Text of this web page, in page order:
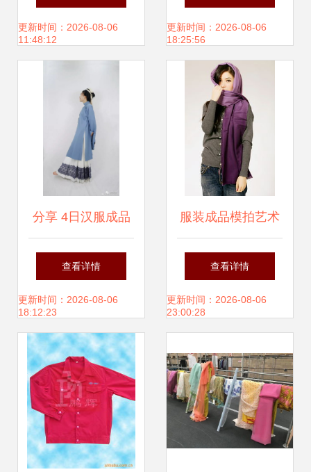
出货的全流程指南
更新时间：2026-08-06
11:48:12
尘服、洁净服、连
体服如何选？派登
服饰给出专业方案
更新时间：2026-08-06
18:25:56
分享 4日汉服成品
每日商情
查看详情
更新时间：2026-08-06
18:12:23
服装成品模拍艺术
解析 一场光影与面
料的对话
查看详情
更新时间：2026-08-06
23:00:28